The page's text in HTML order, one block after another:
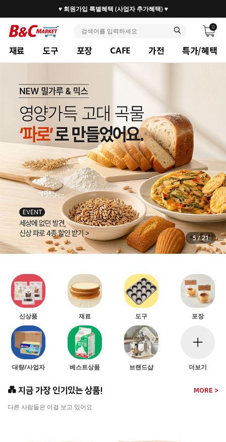
30만 홈베이커 1.2만 사업자가 즐겨찾는 마켓리더
0
재료 도구 포장 CAFE 가전 특가/혜택
5/21
신상품 재료 도구 포장
대량/사업자 베스트상품 브랜드샵 더보기
💑 지금 가장 인기있는 상품! MORE >
다른 사람들은 이걸 보고 있어요